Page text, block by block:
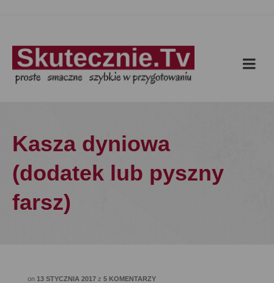
Kasza dyniowa
(dodatek lub pyszny
farsz)
on 13 STYCZNIA 2017 z 5 KOMENTARZY